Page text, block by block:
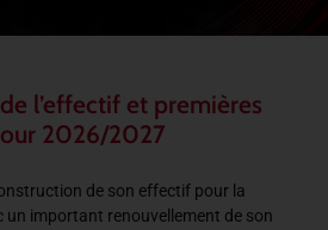
l’effectif et premières
2026/2027
de son effectif pour la
important renouvellement de son